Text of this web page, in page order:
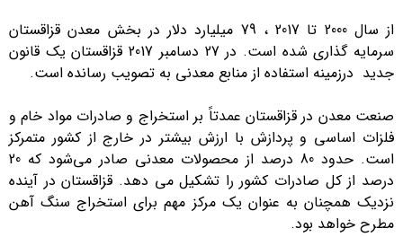
از سال 2000 تا 2017 ، 79 میلیارد دلار در بخش معدن قزاقستان
سرمایه گذاری شده است. در 27 دسامبر 2017 قزاقستان یک قانون
جدید درزمینه استفاده از منابع معدنی به تصویب رسانده است.
صنعت معدن در قزاقستان عمدتاً بر استخراج و صادرات مواد خام و
فلزات اساسی و پردازش با ارزش بیشتر در خارج از کشور متمرکز
است. حدود 80 درصد از محصولات معدنی صادر می‌شود که 20
درصد از کل صادرات کشور را تشکیل می دهد. قزاقستان در آینده
نزدیک همچنان به عنوان یک مرکز مهم برای استخراج سنگ آهن
مطرح خواهد بود.